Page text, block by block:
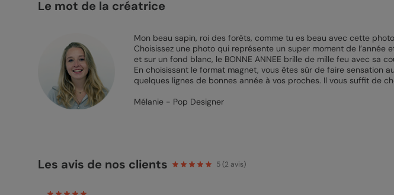
Le mot de la créatrice
Mon beau sapin, roi des forêts, comme tu es beau avec cette
Choisissez une photo qui représente un super moment de
et sur un fond blanc, le BONNE ANNEE brille de mille feu avec sa
En choisissant le format magnet, vous êtes sûr de faire sensation
quelques lignes de bonnes année à vos proches. Il vous suffit de
Mélanie - Pop Designer
Les avis de nos clients 5(2 avis)